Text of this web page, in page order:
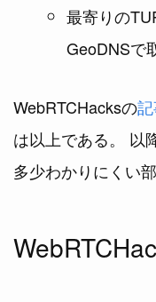
最寄りの
GeoDNSで
WebRTCHacksの
は以上である。 以
多少わかりにくい